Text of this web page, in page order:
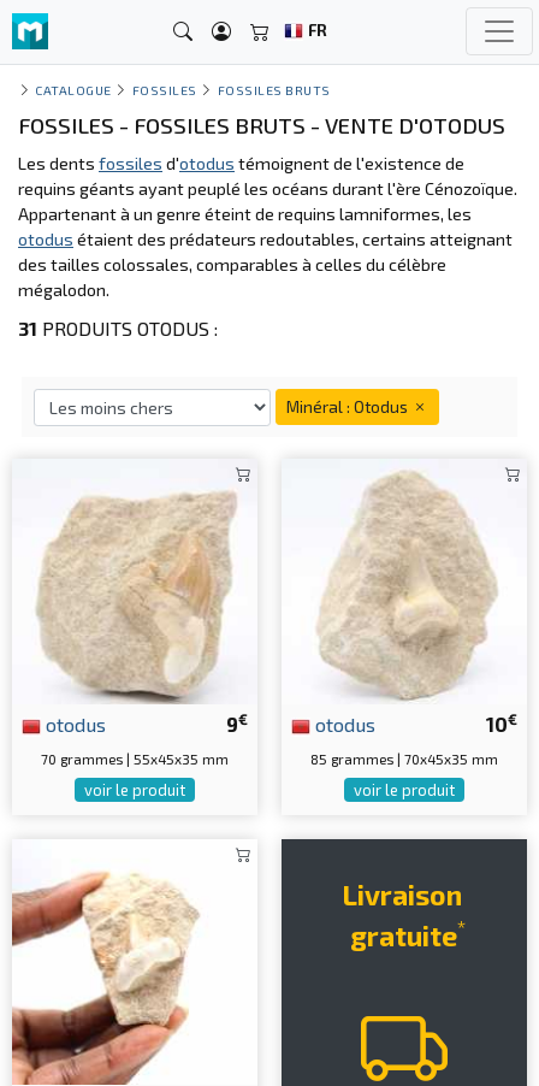
FR
CATALOGUE FOSSILES FOSSILES BRUTS
FOSSILES - FOSSILES BRUTS - VENTE D'OTODUS
Les dents fossiles d'otodus témoignent de l'existence de
requins géants ayant peuplé les océans durant l'ère Cénozoïque.
Appartenant à un genre éteint de requins lamniformes, les
otodus étaient des prédateurs redoutables, certains atteignant
des tailles colossales, comparables à celles du célèbre
mégalodon.
31 PRODUITS OTODUS :
Minéral : Otodus
9€
otodus
70 grammes | 55x45x35 mm
voir le produit
10€
otodus
85 grammes | 70x45x35 mm
voir le produit
Livraison
gratuite*